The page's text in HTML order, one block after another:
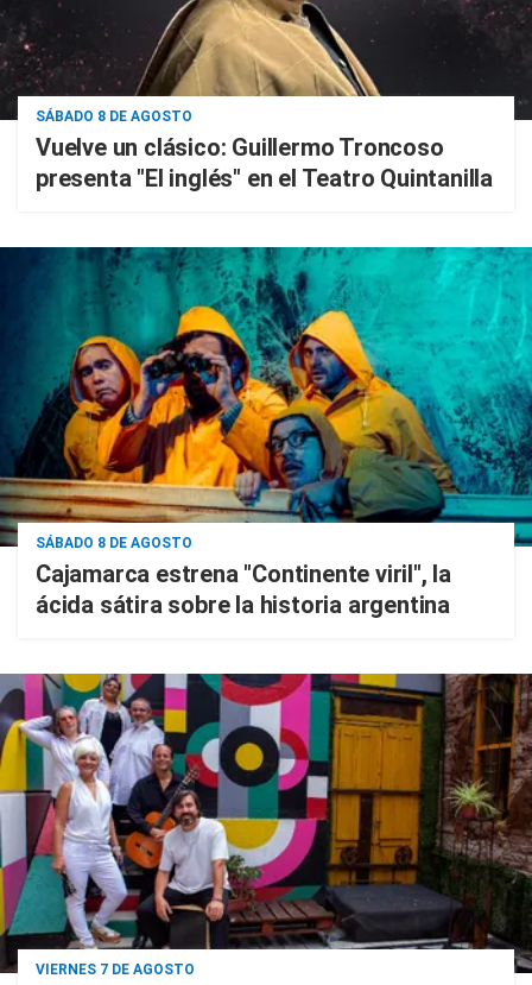
SÁBADO 8 DE AGOSTO
Vuelve un clásico: Guillermo Troncoso
presenta "El inglés" en el Teatro Quintanilla
SÁBADO 8 DE AGOSTO
Cajamarca estrena "Continente viril", la
ácida sátira sobre la historia argentina
VIERNES 7 DE AGOSTO